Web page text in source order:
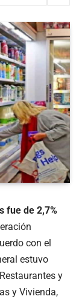
fue de 2,7%
con el
estuvo
y
y Vivienda,